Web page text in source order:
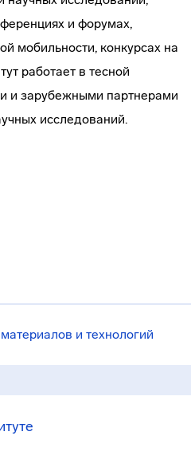
и технологий
и форумах,
мобильности, конкурсах на
работает в тесной
и зарубежными партнерами
исследований.